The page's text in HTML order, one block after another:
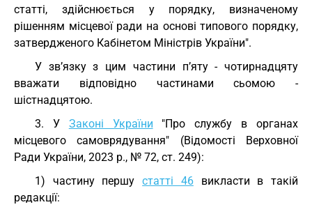
статті, здійснюється у порядку, визначеному
рішенням місцевої ради на основі типового порядку,
затвердженого Кабінетом Міністрів України".
У зв’язку з цим частини п’яту - чотирнадцяту
вважати відповідно частинами сьомою -
шістнадцятою.
3. У Законі України "Про службу в органах
місцевого самоврядування" (Відомості Верховної
Ради України, 2023 р., № 72, ст. 249):
1) частину першустатті 46викласти в такій
редакції: